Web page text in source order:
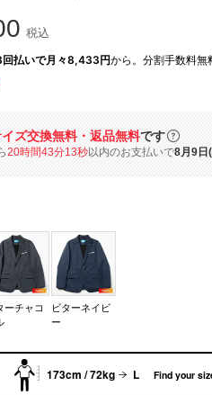
税込
回払いで月々8,433円から。分割手数料無
ズ交換無料・返品無料です
20時間43分11秒以内のお支払いで8月9日
ーチャコ
ビターネイビ
ー
173cm / 72kg L Find your